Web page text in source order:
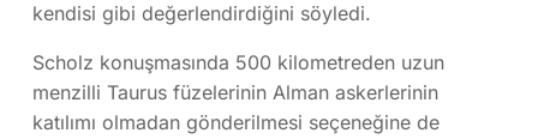
kendisi gibi değerlendirdiğini söyledi.
Scholz konuşmasında 500 kilometreden uzun
menzilli Taurus füzelerinin Alman askerlerinin
katılımı olmadan gönderilmesi seçeneğine de